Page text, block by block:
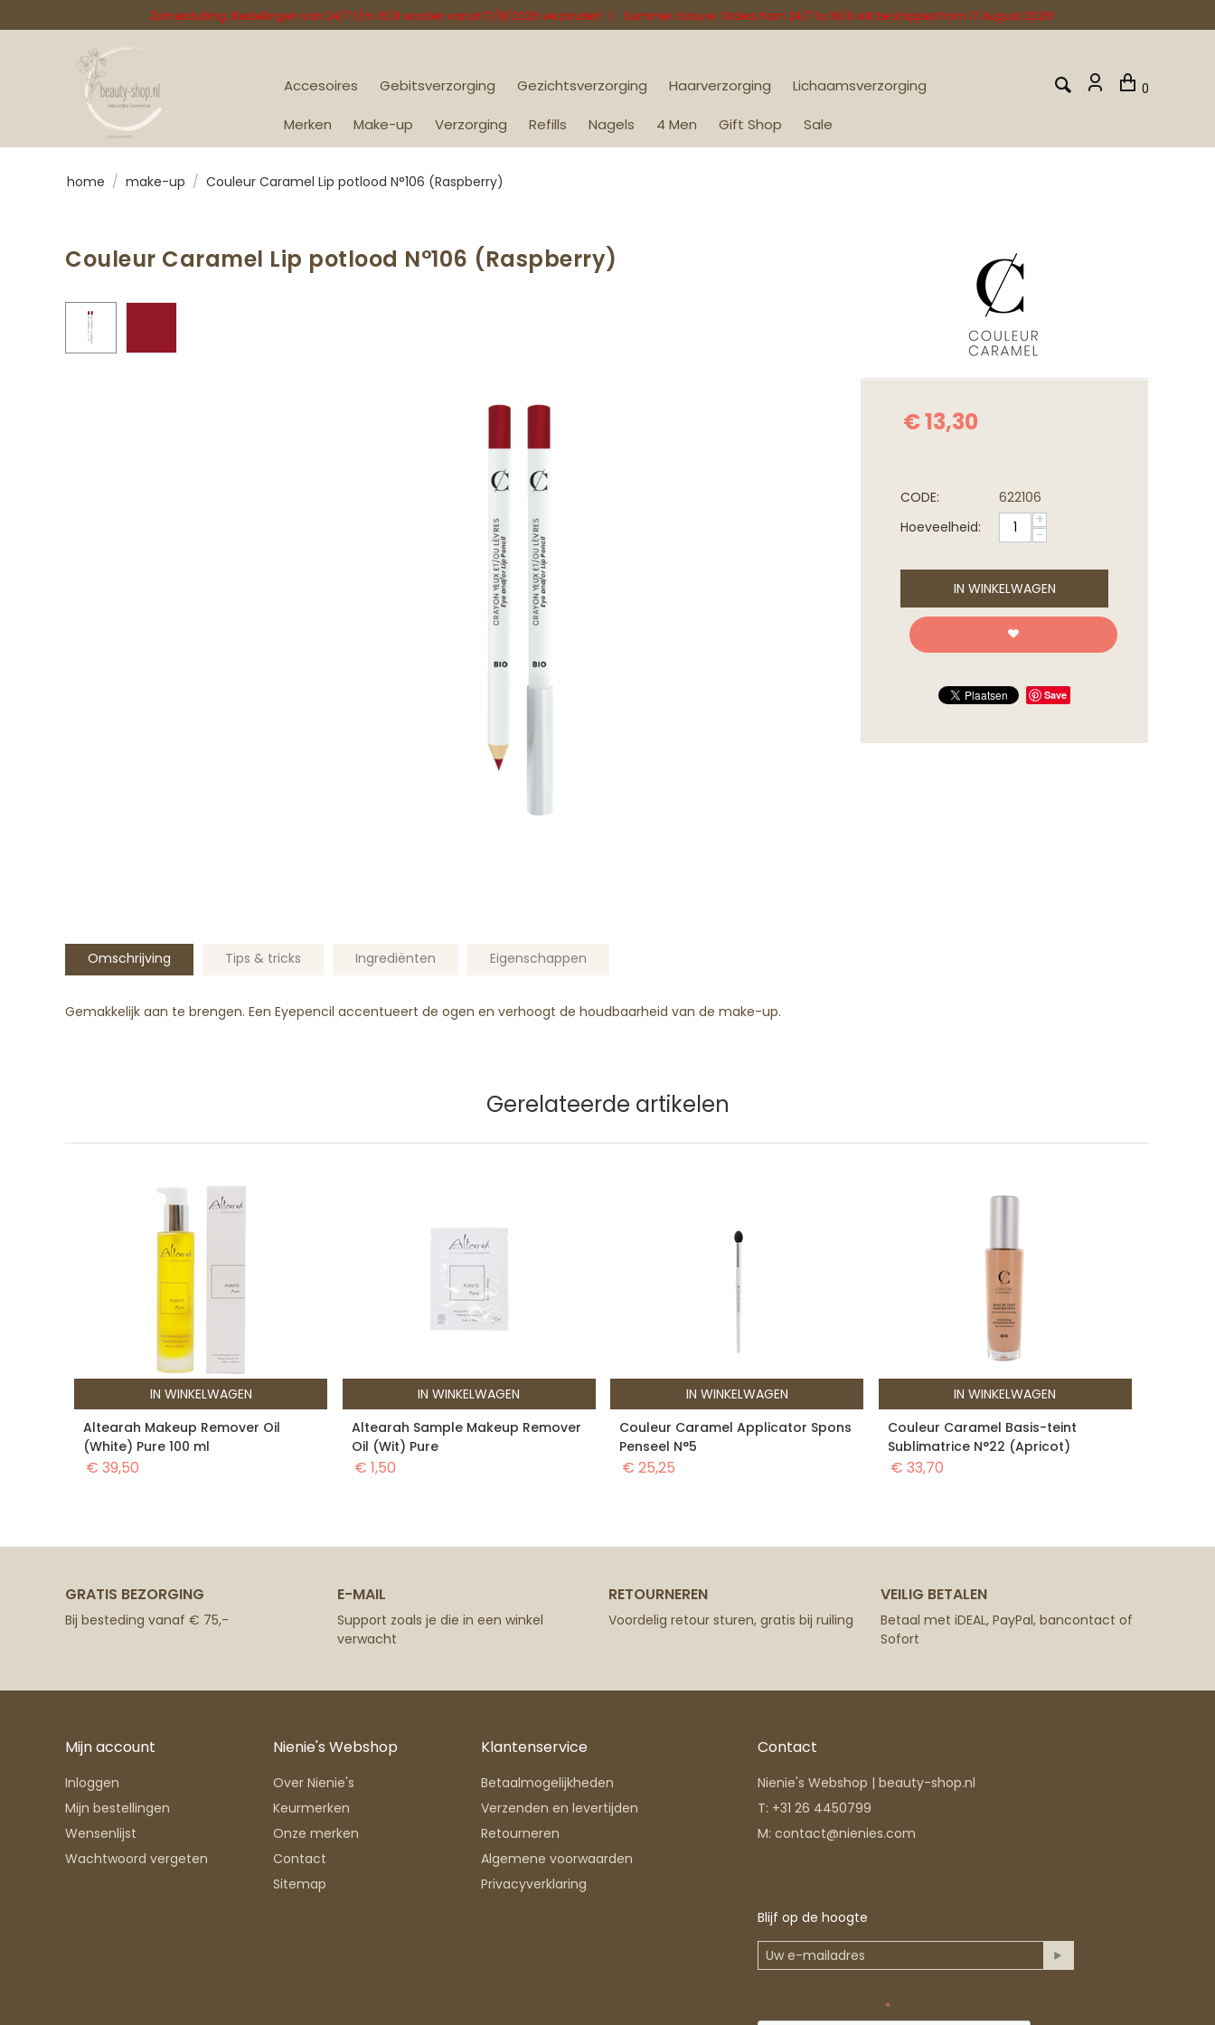
Zomersluiting: Bestellingen van 24/7 t/m 16/8 worden vanaf 17/8/2026 verzonden! | Summer closure: Orders from 24/7 to 16/8 will be shipped from 17 August 2026!
Accesoires Gebitsverzorging Gezichtsverzorging Haarverzorging Lichaamsverzorging
Merken Make-up Verzorging Refills Nagels 4 Men Gift Shop Sale
0
home / make-up / Couleur Caramel Lip potlood N°106 (Raspberry)
Couleur Caramel Lip potlood N°106 (Raspberry)
€13,30
CODE:
622106
Hoeveelheid:
+
−
IN WINKELWAGEN
Save
Omschrijving Tips & tricks Ingrediënten Eigenschappen
Gemakkelijk aan te brengen. Een Eyepencil accentueert de ogen en verhoogt de houdbaarheid van de make-up.
Gerelateerde artikelen
IN WINKELWAGEN
Altearah Makeup Remover Oil
(White) Pure 100 ml
€ 39,50
IN WINKELWAGEN
Altearah Sample Makeup Remover
Oil (Wit) Pure
€ 1,50
IN WINKELWAGEN
Couleur Caramel Applicator Spons
Penseel N°5
€ 25,25
IN WINKELWAGEN
Couleur Caramel Basis-teint
Sublimatrice N°22 (Apricot)
€ 33,70
GRATIS BEZORGING
Bij besteding vanaf € 75,-
E-MAIL
Support zoals je die in een winkel
verwacht
RETOURNEREN
Voordelig retour sturen, gratis bij ruiling
VEILIG BETALEN
Betaal met iDEAL, PayPal, bancontact of
Sofort
Mijn account
Inloggen
Mijn bestellingen
Wensenlijst
Wachtwoord vergeten
Nienie's Webshop
Over Nienie's
Keurmerken
Onze merken
Contact
Sitemap
Klantenservice
Betaalmogelijkheden
Verzenden en levertijden
Retourneren
Algemene voorwaarden
Privacyverklaring
Contact
Nienie's Webshop | beauty-shop.nl
T: +31 26 4450799
M: contact@nienies.com
Blijf op de hoogte